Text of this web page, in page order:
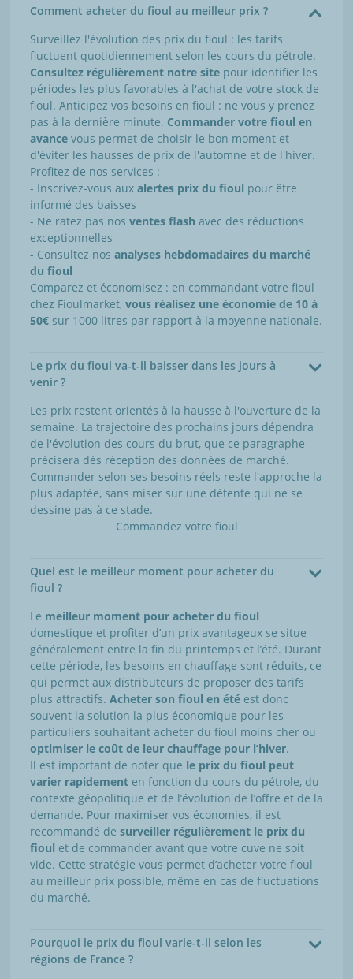
Comment acheter du fioul au meilleur prix ?
Surveillez l'évolution des prix du fioul : les tarifs
fluctuent quotidiennement selon les cours du pétrole.
Consultez régulièrement notre site pour identifier les
périodes les plus favorables à l'achat de votre stock de
fioul. Anticipez vos besoins en fioul : ne vous y prenez
pas à la dernière minute. Commander votre fioul en
avance vous permet de choisir le bon moment et
d'éviter les hausses de prix de l'automne et de l'hiver.
Profitez de nos services :
- Inscrivez-vous aux alertes prix du fioul pour être
informé des baisses
- Ne ratez pas nos ventes flash avec des réductions
exceptionnelles
- Consultez nos analyses hebdomadaires du marché
du fioul
Comparez et économisez : en commandant votre fioul
chez Fioulmarket, vous réalisez une économie de 10 à
50€ sur 1000 litres par rapport à la moyenne nationale.
Le prix du fioul va-t-il baisser dans les jours à
venir ?
Les prix restent orientés à la hausse à l'ouverture de la
semaine. La trajectoire des prochains jours dépendra
de l'évolution des cours du brut, que ce paragraphe
précisera dès réception des données de marché.
Commander selon ses besoins réels reste l'approche la
plus adaptée, sans miser sur une détente qui ne se
dessine pas à ce stade.
Commandez votre fioul
Quel est le meilleur moment pour acheter du
fioul ?
Le meilleur moment pour acheter du fioul
domestique et profiter d’un prix avantageux se situe
généralement entre la fin du printemps et l’été. Durant
cette période, les besoins en chauffage sont réduits, ce
qui permet aux distributeurs de proposer des tarifs
plus attractifs. Acheter son fioul en été est donc
souvent la solution la plus économique pour les
particuliers souhaitant acheter du fioul moins cher ou
optimiser le coût de leur chauffage pour l’hiver.
Il est important de noter que le prix du fioul peut
varier rapidement en fonction du cours du pétrole, du
contexte géopolitique et de l’évolution de l’offre et de la
demande. Pour maximiser vos économies, il est
recommandé de surveiller régulièrement le prix du
fioul et de commander avant que votre cuve ne soit
vide. Cette stratégie vous permet d’acheter votre fioul
au meilleur prix possible, même en cas de fluctuations
du marché.
Pourquoi le prix du fioul varie-t-il selon les
régions de France ?